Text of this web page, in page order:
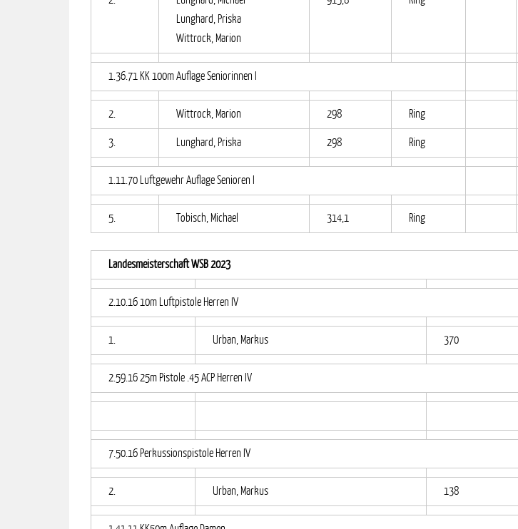
Lunghard, Priska
Wittrock, Marion
1.36.71 KK 100m Auflage Seniorinnen I
2. Wittrock, Marion 298 Ring
3. Lunghard, Priska 298 Ring
1.11.70 Luftgewehr Auflage Senioren I
5. Tobisch, Michael 314,1 Ring
Landesmeisterschaft WSB 2023
2.10.16 10m Luftpistole Herren IV
1. Urban, Markus 370
2.59.16 25m Pistole .45 ACP Herren IV
7.50.16 Perkussionspistole Herren IV
2. Urban, Markus 138